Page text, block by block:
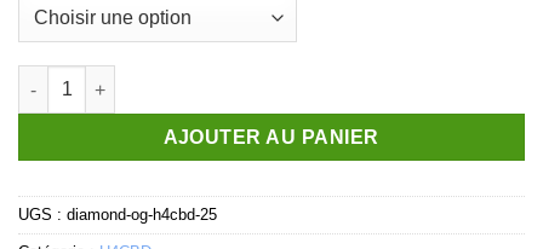
quantité de Diamond OG- H4CBD 25%
AJOUTER AU PANIER
UGS : diamond-og-h4cbd-25